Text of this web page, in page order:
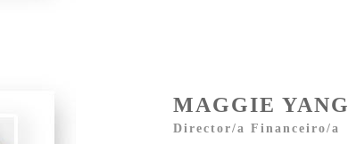
MAGGIE YANG
Director/a Financeiro/a